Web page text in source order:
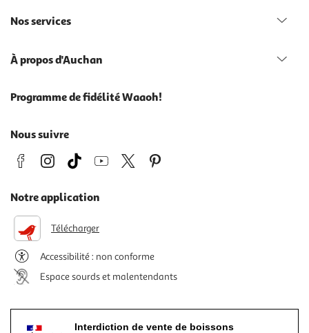
Nos services
À propos d'Auchan
Programme de fidélité Waaoh!
Nous suivre
Notre application
Télécharger
Accessibilité : non conforme
Espace sourds et malentendants
Interdiction de vente de boissons